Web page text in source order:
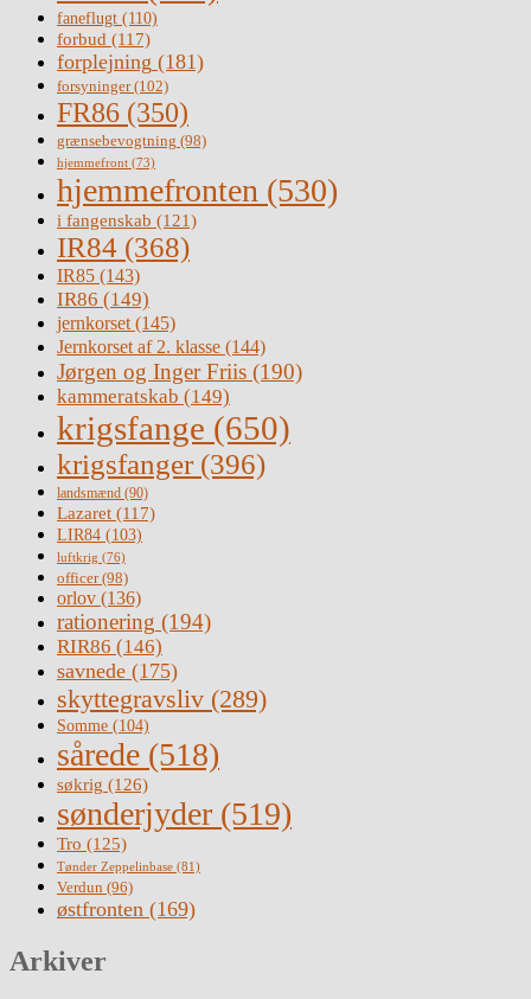
faneflugt (110)
forbud (117)
forplejning (181)
forsyninger(102)
FR86 (350)
grænsebevogtning (98)
hjemmefront (73)
hjemmefronten (530)
i fangenskab (121)
IR84 (368)
IR85 (143)
IR86 (149)
jernkorset (145)
Jernkorset af 2. klasse (144)
Jørgen og Inger Friis (190)
kammeratskab (149)
krigsfange (650)
krigsfanger (396)
landsmænd (90)
Lazaret (117)
LIR84 (103)
luftkrig (76)
officer(98)
orlov (136)
rationering (194)
RIR86 (146)
savnede (175)
skyttegravsliv (289)
Somme (104)
sårede (518)
søkrig (126)
sønderjyder (519)
Tro (125)
Tønder Zeppelinbase (81)
Verdun (96)
østfronten (169)
Arkiver